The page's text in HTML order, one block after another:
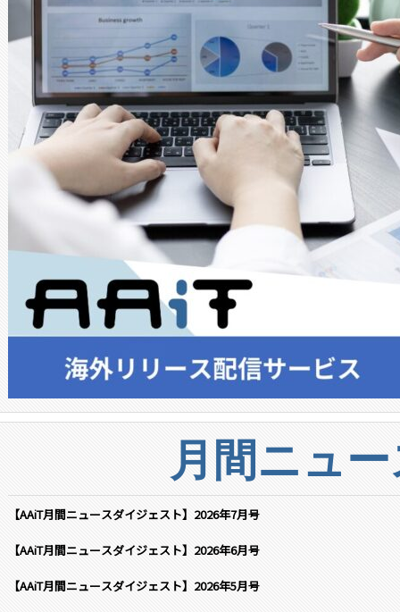
月間ニュ
【AAiT月間ニュースダイジェスト】2026年7月号
【AAiT月間ニュースダイジェスト】2026年6月号
【AAiT月間ニュースダイジェスト】2026年5月号